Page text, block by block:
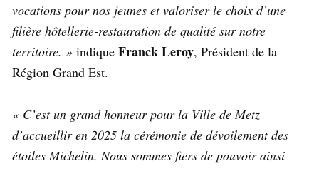
vocations pour nos jeunes et valoriser le choix d’une
filière hôtellerie-restauration de qualité sur notre
territoire. » indique Franck Leroy, Président de la
Région Grand Est.
« C’est un grand honneur pour la Ville de Metz
d’accueillir en 2025 la cérémonie de dévoilement des
étoiles Michelin. Nous sommes fiers de pouvoir ainsi